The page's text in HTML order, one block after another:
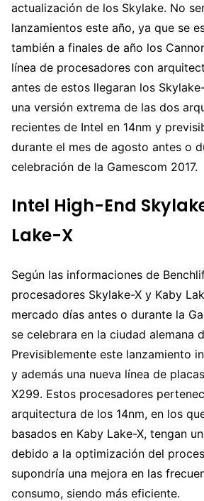
actualización de los Skylake. No
lanzamientos este año, ya que se
también a finales de año los
línea de procesadores con
antes de estos llegaran los
una versión extrema de las dos
recientes de Intel en 14nm y
durante el mes de agosto antes o
celebración de la Gamescom 2017.
Intel High-End
Lake-X
Según las informaciones de
procesadores Skylake-X y Kaby
mercado días antes o durante la
se celebrara en la ciudad alemana
Previsiblemente este lanzamiento
y además una nueva línea de
X299. Estos procesadores
arquitectura de los 14nm, en los
basados en Kaby Lake-X, tengan
debido a la optimización del
supondría una mejora en las
consumo, siendo más eficiente.